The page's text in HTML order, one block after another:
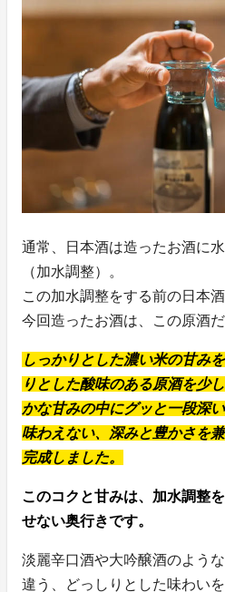
通常、日本酒は造ったお酒に
（加水調整）。
この加水調整をする前の日本
今回造ったお酒は、この原酒だ
しっかりとした濃い米の甘み
りとした酸味のある原酒を少
かな甘みの中にグッと一段深
味わえない、深みと豊かさを
完成しました。
このコクと甘みは、加水調整
せない奥行きです。
淡麗辛口酒や大吟醸酒のよう
違う、どっしりとした味わい